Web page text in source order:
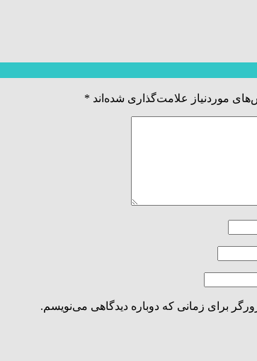
موردنیاز علامت‌گذاری شده‌اند *
برای زمانی که دوباره دیدگاهی می‌نویسم.